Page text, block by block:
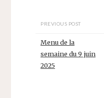
PREVIOUS POST
Menu de la
semaine du 9 juin
2025